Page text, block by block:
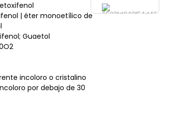
| éter monoetílico de
Guaetol
incoloro o cristalino
por debajo de 30